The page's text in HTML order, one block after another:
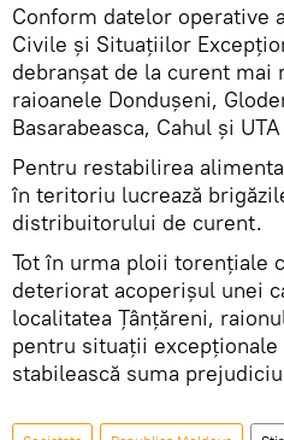
Conform datelor operative
Civile și Situațiilor
debranșat de la curent
raioanele Dondușeni,
Basarabeasca, Cahul și
Pentru restabilirea
în teritoriu lucrează
distribuitorului de curent.
Tot în urma ploii torențiale
deteriorat acoperișul unei
localitatea Țânțăreni,
pentru situații
stabilească suma